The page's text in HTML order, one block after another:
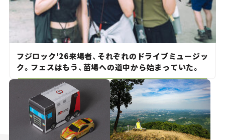
フジロック'26来場者、それぞれのドライブミュージッ
ク。フェスはもう、苗場への道中から始まっていた。